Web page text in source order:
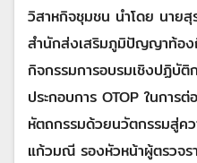
วิสาหกิจชุมชน นำโดย นาย
สำนักส่งเสริมภูมิปัญญาท้อง
กิจกรรมการอบรมเชิงปฏิบั
ประกอบการ OTOP ในกา
หัตถกรรมด้วยนวัตกรรมสู่
แก้วมณี รองหัวหน้าผู้ตรวจ